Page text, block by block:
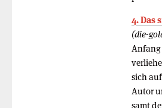
4. Das
(die-
Anfang
sich
Autor
samt